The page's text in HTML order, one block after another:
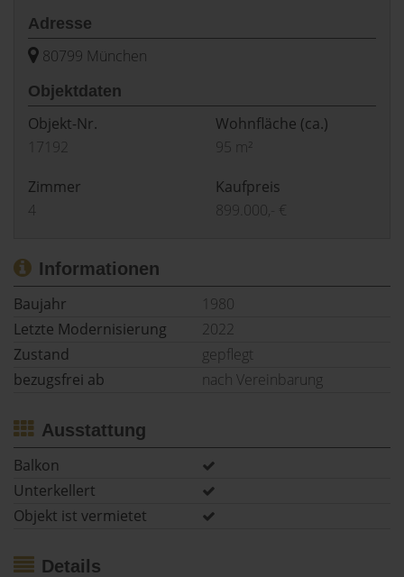
Adresse
80799 München
Objektdaten
Objekt-Nr.
17192
Wohnfläche (ca.)
95 m²
Zimmer
4
Kaufpreis
899.000,- €
Informationen
Baujahr
1980
Letzte Modernisierung
2022
Zustand
gepflegt
bezugsfrei ab
nach Vereinbarung
Ausstattung
Balkon
Unterkellert
Objekt ist vermietet
Details